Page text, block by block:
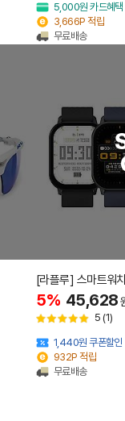
5,000원 카드혜택
3,666P 적립
무료배송
[라플루] 스마트워
5% 45,628
5 (1)
1,440원 쿠폰할인
932P 적립
무료배송